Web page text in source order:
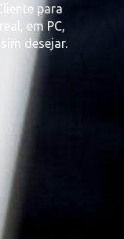
para
em PC,
desejar.